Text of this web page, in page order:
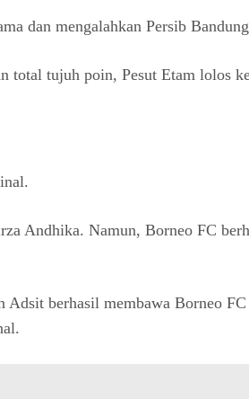
dan mengalahkan Persib
total tujuh poin, Pesut Etam lolos
Andhika. Namun, Borneo FC
berhasil membawa Borneo